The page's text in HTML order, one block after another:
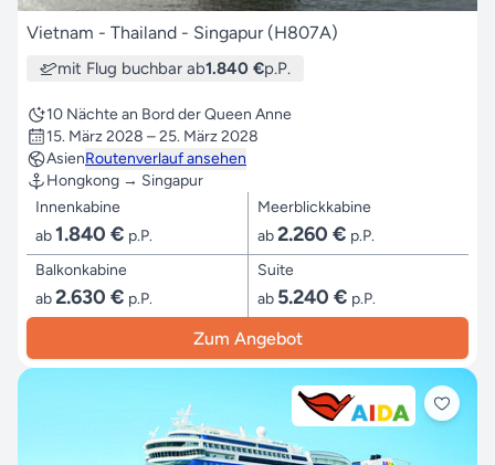
Vietnam - Thailand - Singapur (H807A)
mit Flug buchbar ab1.840 €p.P.
10 Nächte an Bord der Queen Anne
15. März 2028 – 25. März 2028
AsienRoutenverlauf ansehen
Hongkong → Singapur
Innenkabine
ab1.840 € p.P.
Meerblickkabine
ab2.260 € p.P.
Balkonkabine
ab2.630 € p.P.
Suite
ab 5.240 € p.P.
Zum Angebot